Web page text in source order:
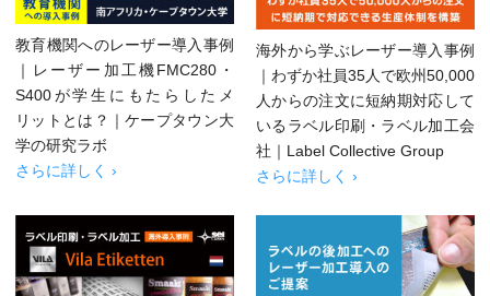
教育機関へのレーザー導入事例
｜レーザー加工機FMC280・
S400が学生にもたらしたメ
リットとは？｜ケープタウン大
学の研究ラボ
さらに詳しく ›
海外から学ぶレーザー導入事例
｜わずか社員35人で欧州50,000
人からの注文に短納期対応して
いるラベル印刷・ラベル加工会
社｜Label Collective Group
さらに詳しく ›